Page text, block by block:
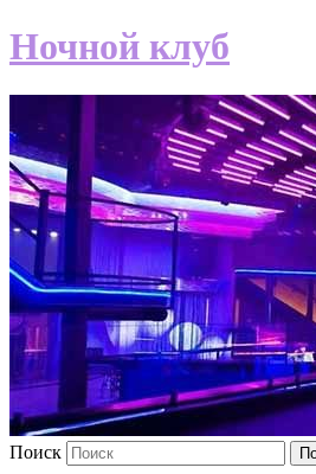
Ночной клуб
Поиск